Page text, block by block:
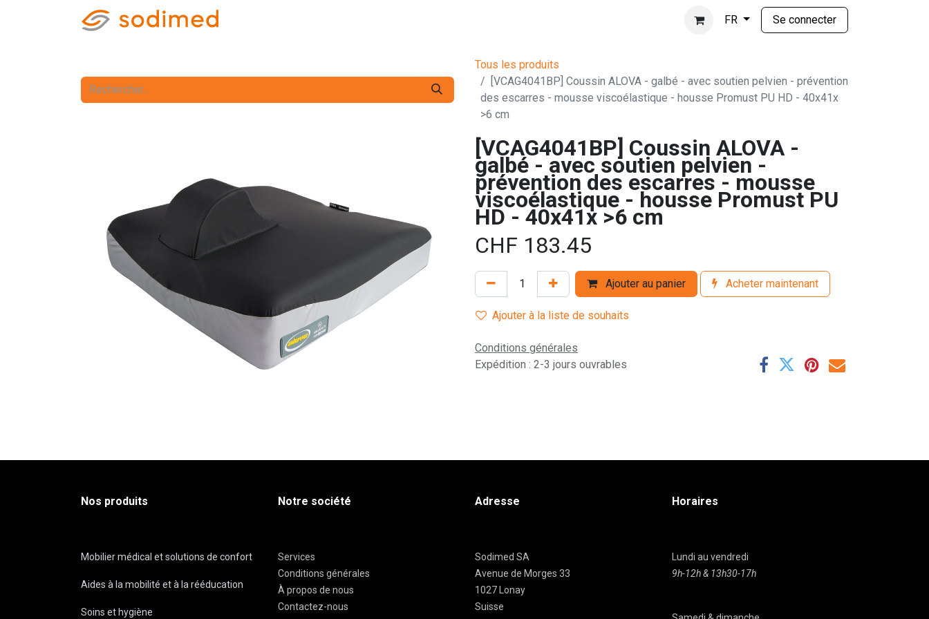
FR Se connecter
Tous les produits
[VCAG4041BP] Coussin ALOVA - galbé - avec soutien pelvien - prévention
des escarres - mousse viscoélastique - housse Promust PU HD - 40x41x
>6 cm
[VCAG4041BP] Coussin ALOVA -
galbé - avec soutien pelvien -
prévention des escarres - mousse
viscoélastique - housse Promust PU
HD - 40x41x >6 cm
CHF 183.45
Ajouter au panier Acheter maintenant
Ajouter à la liste de souhaits
Conditions générales
Expédition : 2-3 jours ouvrables
Nos produits
Mobilier médical et solutions de confort
Aides à la mobilité et à la rééducation
Soins et hygiène
Notre société
Services
Conditions générales
À propos de nous
Contactez-nous
Adresse
Sodimed SA
Avenue de Morges 33
1027 Lonay
Suisse
Horaires
Lundi au vendredi
9h-12h & 13h30-17h